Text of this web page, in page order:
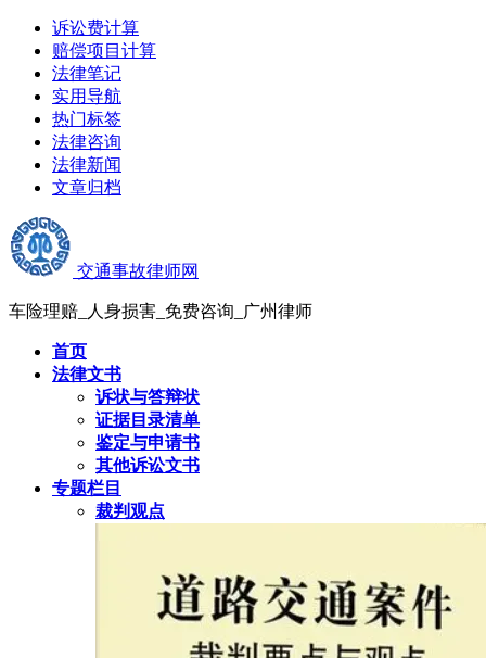
诉讼费计算
赔偿项目计算
法律笔记
实用导航
热门标签
法律咨询
法律新闻
文章归档
交通事故律师网
车险理赔_人身损害_免费咨询_广州律师
首页
法律文书
诉状与答辩状
证据目录清单
鉴定与申请书
其他诉讼文书
专题栏目
裁判观点